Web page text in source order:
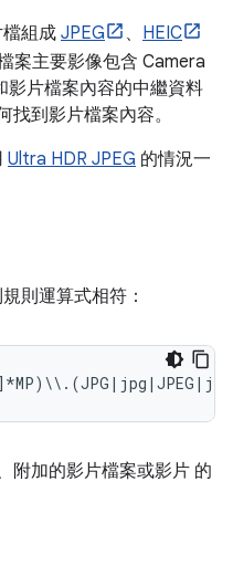
組成 JPEG 、 HEIC
案主要影像包含 Camera
影片檔案內容的中繼資料
找到影片檔案內容。
Ultra HDR JPEG 的情況一
則運算式相符：
附加的影片檔案或影片 的